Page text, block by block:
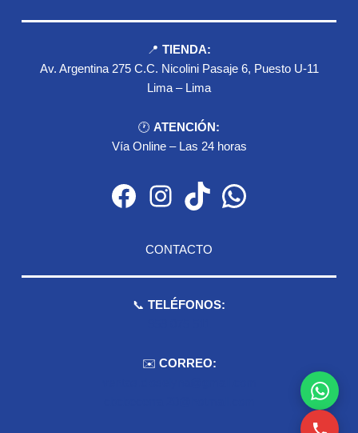
📍 TIENDA:
Av. Argentina 275 C.C. Nicolini Pasaje 6, Puesto U-11
Lima – Lima
🕐 ATENCIÓN:
Vía Online – Las 24 horas
Facebook Instagram TikTok WhatsApp
CONTACTO
📞 TELÉFONOS:
✉️ CORREO: